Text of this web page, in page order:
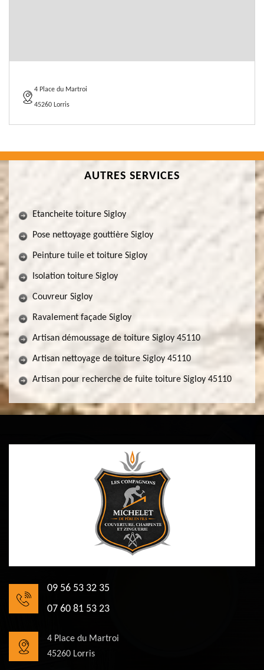
4 Place du Martroi
45260 Lorris
AUTRES SERVICES
Etancheite toiture Sigloy
Pose nettoyage gouttière Sigloy
Peinture tuile et toiture Sigloy
Isolation toiture Sigloy
Couvreur Sigloy
Ravalement façade Sigloy
Artisan démoussage de toiture Sigloy 45110
Artisan nettoyage de toiture Sigloy 45110
Artisan pour recherche de fuite toiture Sigloy 45110
09 56 53 32 35
07 60 81 53 23
4 Place du Martroi
45260 Lorris